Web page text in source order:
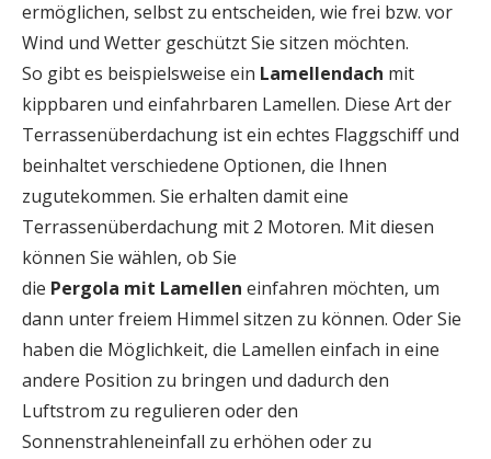
ermöglichen, selbst zu entscheiden, wie frei bzw. vor
Wind und Wetter geschützt Sie sitzen möchten.
So gibt es beispielsweise ein Lamellendach mit
kippbaren und einfahrbaren Lamellen. Diese Art der
Terrassenüberdachung ist ein echtes Flaggschiff und
beinhaltet verschiedene Optionen, die Ihnen
zugutekommen. Sie erhalten damit eine
Terrassenüberdachung mit 2 Motoren. Mit diesen
können Sie wählen, ob Sie
die Pergola mit Lamellen einfahren möchten, um
dann unter freiem Himmel sitzen zu können. Oder Sie
haben die Möglichkeit, die Lamellen einfach in eine
andere Position zu bringen und dadurch den
Luftstrom zu regulieren oder den
Sonnenstrahleneinfall zu erhöhen oder zu